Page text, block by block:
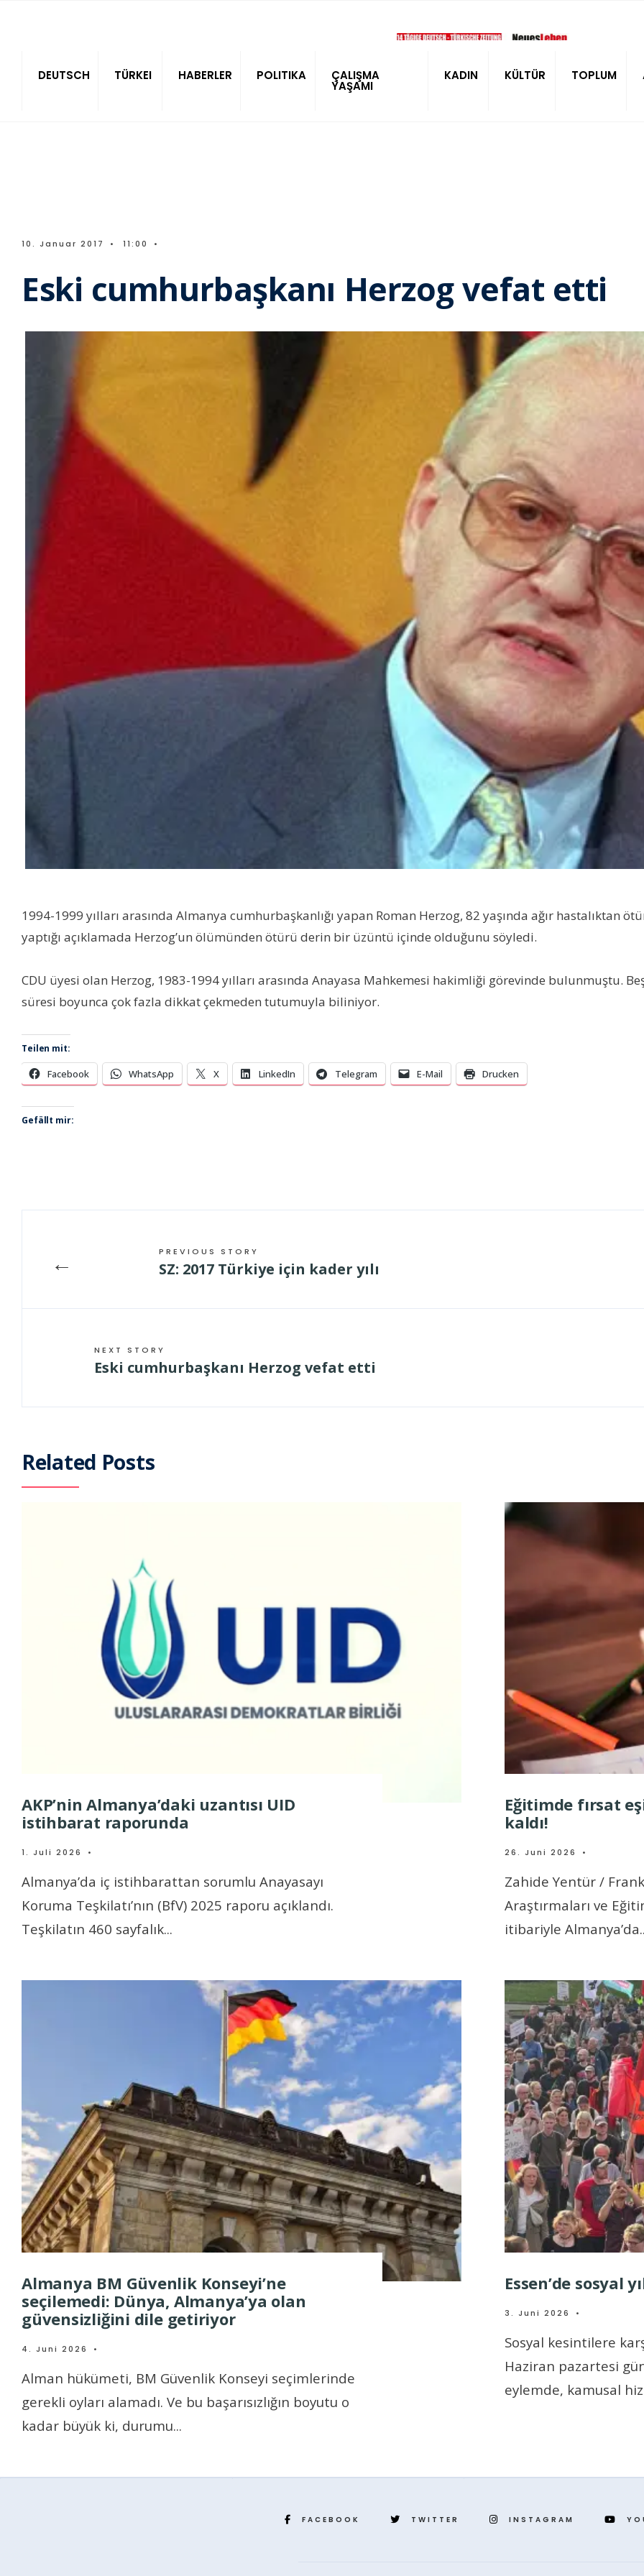
DEUTSCH TÜRKEI HABERLER POLITIKA ÇALIŞMA
YAŞAMI
KADIN KÜLTÜR TOPLUM
10. Januar 2017 • 11:00 •
Eski cumhurbaşkanı Herzog vefat etti
1994-1999 yılları arasında Almanya cumhurbaşkanlığı yapan Roman Herzog, 82 yaşında ağır hastalıktan
yaptığı açıklamada Herzog’un ölümünden ötürü derin bir üzüntü içinde olduğunu söyledi.
CDU üyesi olan Herzog, 1983-1994 yılları arasında Anayasa Mahkemesi hakimliği görevinde bulunmuştu.
süresi boyunca çok fazla dikkat çekmeden tutumuyla biliniyor.
Teilen mit:
Facebook WhatsApp X LinkedIn Telegram E-Mail Drucken
Gefällt mir:
← PREVIOUS STORY
SZ: 2017 Türkiye için kader yılı
NEXT STORY
Eski cumhurbaşkanı Herzog vefat etti
Related Posts
AKP’nin Almanya’daki uzantısı UID
istihbarat raporunda
1. Juli 2026 •
Almanya’da iç istihbarattan sorumlu Anayasayı
Koruma Teşkilatı’nın (BfV) 2025 raporu açıklandı.
Teşkilatın 460 sayfalık...
Eğitimde fırsat
kaldı!
26. Juni 2026 •
Zahide Yentür /
Araştırmaları ve
itibariyle Almanya’da
Almanya BM Güvenlik Konseyi’ne
seçilemedi: Dünya, Almanya’ya olan
güvensizliğini dile getiriyor
4. Juni 2026 •
Alman hükümeti, BM Güvenlik Konseyi seçimlerinde
gerekli oyları alamadı. Ve bu başarısızlığın boyutu o
kadar büyük ki, durumu...
Essen’de sosyal
3. Juni 2026 •
Sosyal kesintilere
Haziran pazartesi
eylemde, kamusal
FACEBOOK TWITTER INSTAGRAM